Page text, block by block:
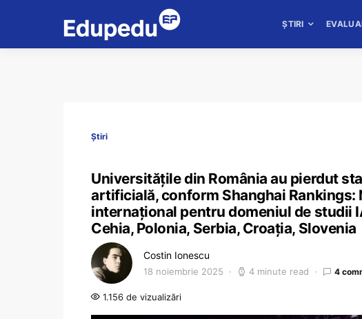
ȘTIRI
Știri
Universitățile din România au pierdut
artificială, conform Shanghai Rankings:
internațional pentru domeniul de studii
Cehia, Polonia, Serbia, Croația, Slovenia
Costin Ionescu
18 noiembrie 2025 4 minute read 4
1.156 de vizualizări